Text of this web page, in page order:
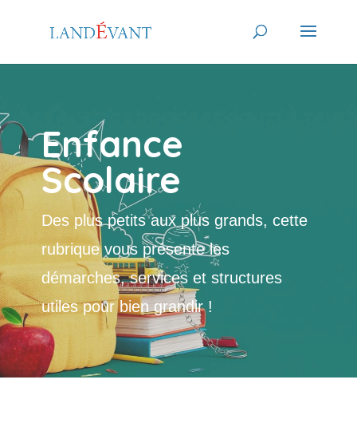
Enfance
Scolaire
Des plus petits aux plus grands, cette
rubrique vous présente les
démarches, services et structures
utiles pour bien grandir !